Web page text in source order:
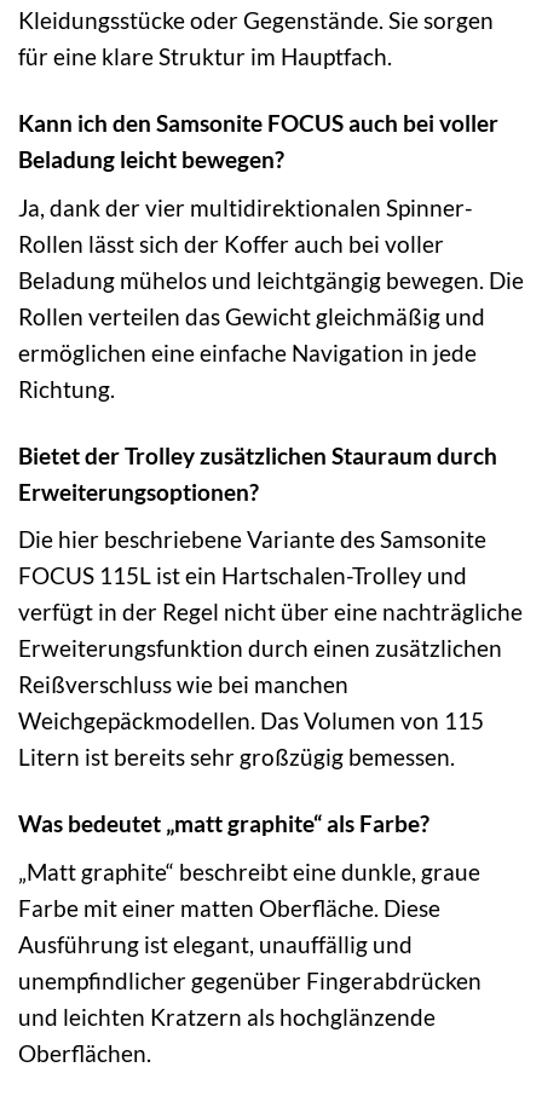
Kleidungsstücke oder Gegenstände. Sie sorgen
für eine klare Struktur im Hauptfach.
Kann ich den Samsonite FOCUS auch bei voller
Beladung leicht bewegen?
Ja, dank der vier multidirektionalen Spinner-
Rollen lässt sich der Koffer auch bei voller
Beladung mühelos und leichtgängig bewegen. Die
Rollen verteilen das Gewicht gleichmäßig und
ermöglichen eine einfache Navigation in jede
Richtung.
Bietet der Trolley zusätzlichen Stauraum durch
Erweiterungsoptionen?
Die hier beschriebene Variante des Samsonite
FOCUS 115L ist ein Hartschalen-Trolley und
verfügt in der Regel nicht über eine nachträgliche
Erweiterungsfunktion durch einen zusätzlichen
Reißverschluss wie bei manchen
Weichgepäckmodellen. Das Volumen von 115
Litern ist bereits sehr großzügig bemessen.
Was bedeutet „matt graphite“ als Farbe?
„Matt graphite“ beschreibt eine dunkle, graue
Farbe mit einer matten Oberfläche. Diese
Ausführung ist elegant, unauffällig und
unempfindlicher gegenüber Fingerabdrücken
und leichten Kratzern als hochglänzende
Oberflächen.